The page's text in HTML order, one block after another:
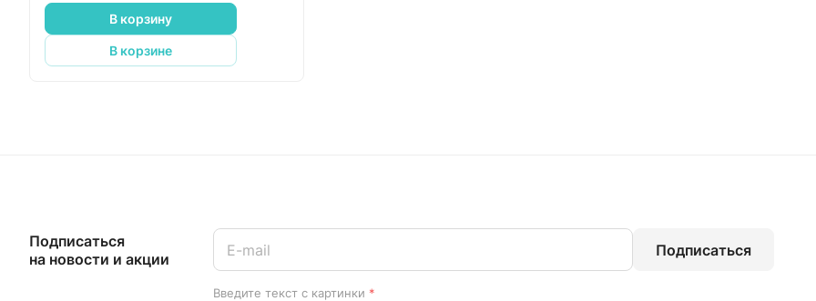
В корзину
В корзине
Подписаться
на новости и акции
Подписаться
Введите текст с картинки *